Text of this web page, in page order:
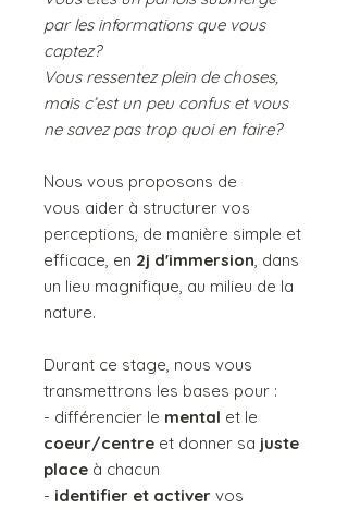
par les informations que vous
captez?
Vous ressentez plein de choses,
mais c’est un peu confus et vous
ne savez pas trop quoi en faire?
Nous vous proposons de
vous aider à structurer vos
perceptions, de manière simple et
efficace, en 2j d'immersion, dans
un lieu magnifique, au milieu de la
nature.
Durant ce stage, nous vous
transmettrons les bases pour :
- différencier le mental et le
coeur/centre et donner sa juste
place à chacun
- identifier et activer vos